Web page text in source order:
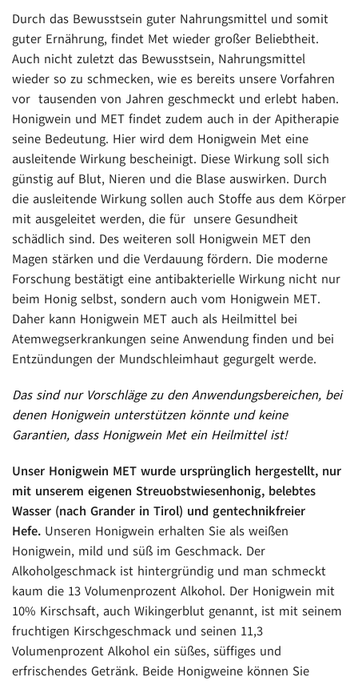
Durch das Bewusstsein guter Nahrungsmittel und somit
guter Ernährung, findet Met wieder großer Beliebtheit.
Auch nicht zuletzt das Bewusstsein, Nahrungsmittel
wieder so zu schmecken, wie es bereits unsere Vorfahren
vor tausenden von Jahren geschmeckt und erlebt haben.
Honigwein und MET findet zudem auch in der Apitherapie
seine Bedeutung. Hier wird dem Honigwein Met eine
ausleitende Wirkung bescheinigt. Diese Wirkung soll sich
günstig auf Blut, Nieren und die Blase auswirken. Durch
die ausleitende Wirkung sollen auch Stoffe aus dem Körper
mit ausgeleitet werden, die für unsere Gesundheit
schädlich sind. Des weiteren soll Honigwein MET den
Magen stärken und die Verdauung fördern. Die moderne
Forschung bestätigt eine antibakterielle Wirkung nicht nur
beim Honig selbst, sondern auch vom Honigwein MET.
Daher kann Honigwein MET auch als Heilmittel bei
Atemwegserkrankungen seine Anwendung finden und bei
Entzündungen der Mundschleimhaut gegurgelt werde.
Das sind nur Vorschläge zu den Anwendungsbereichen, bei
denen Honigwein unterstützen könnte und keine
Garantien, dass Honigwein Met ein Heilmittel ist!
Unser Honigwein MET wurde ursprünglich hergestellt, nur
mit unserem eigenen Streuobstwiesenhonig, belebtes
Wasser (nach Grander in Tirol) und gentechnikfreier
Hefe. Unseren Honigwein erhalten Sie als weißen
Honigwein, mild und süß im Geschmack. Der
Alkoholgeschmack ist hintergründig und man schmeckt
kaum die 13 Volumenprozent Alkohol. Der Honigwein mit
10% Kirschsaft, auch Wikingerblut genannt, ist mit seinem
fruchtigen Kirschgeschmack und seinen 11,3
Volumenprozent Alkohol ein süßes, süffiges und
erfrischendes Getränk. Beide Honigweine können Sie